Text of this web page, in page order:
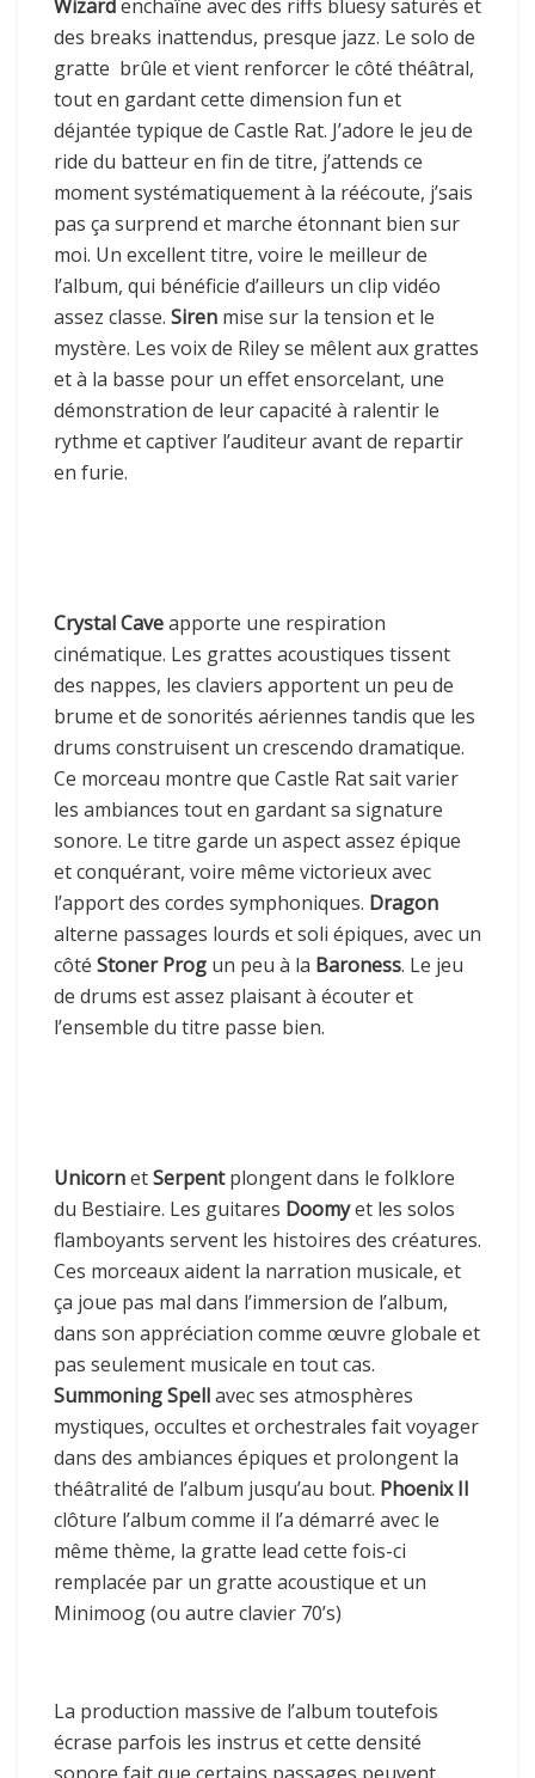
Wizard enchaîne avec des riffs bluesy saturés et
des breaks inattendus, presque jazz. Le solo de
gratte brûle et vient renforcer le côté théâtral,
tout en gardant cette dimension fun et
déjantée typique de Castle Rat. J’adore le jeu de
ride du batteur en fin de titre, j’attends ce
moment systématiquement à la réécoute, j’sais
pas ça surprend et marche étonnant bien sur
moi. Un excellent titre, voire le meilleur de
l’album, qui bénéficie d’ailleurs un clip vidéo
assez classe. Siren mise sur la tension et le
mystère. Les voix de Riley se mêlent aux grattes
et à la basse pour un effet ensorcelant, une
démonstration de leur capacité à ralentir le
rythme et captiver l’auditeur avant de repartir
en furie.
Crystal Caveapporte une respiration
cinématique. Les grattes acoustiques tissent
des nappes, les claviers apportent un peu de
brume et de sonorités aériennes tandis que les
drums construisent un crescendo dramatique.
Ce morceau montre que Castle Rat sait varier
les ambiances tout en gardant sa signature
sonore. Le titre garde un aspect assez épique
et conquérant, voire même victorieux avec
l’apport des cordes symphoniques. Dragon
alterne passages lourds et soli épiques, avec un
côté Stoner Prog un peu à la Baroness. Le jeu
de drums est assez plaisant à écouter et
l’ensemble du titre passe bien.
UnicornetSerpentplongent dans le folklore
du Bestiaire. Les guitares Doomyet les solos
flamboyants servent les histoires des créatures.
Ces morceaux aident la narration musicale, et
ça joue pas mal dans l’immersion de l’album,
dans son appréciation comme œuvre globale et
pas seulement musicale en tout cas.
Summoning Spellavec ses atmosphères
mystiques, occultes et orchestrales fait voyager
dans des ambiances épiques et prolongent la
théâtralité de l’album jusqu’au bout. Phoenix II
clôture l’album comme il l’a démarré avec le
même thème, la gratte lead cette fois-ci
remplacée par un gratte acoustique et un
Minimoog (ou autre clavier 70’s)
La production massive de l’album toutefois
écrase parfois les instrus et cette densité